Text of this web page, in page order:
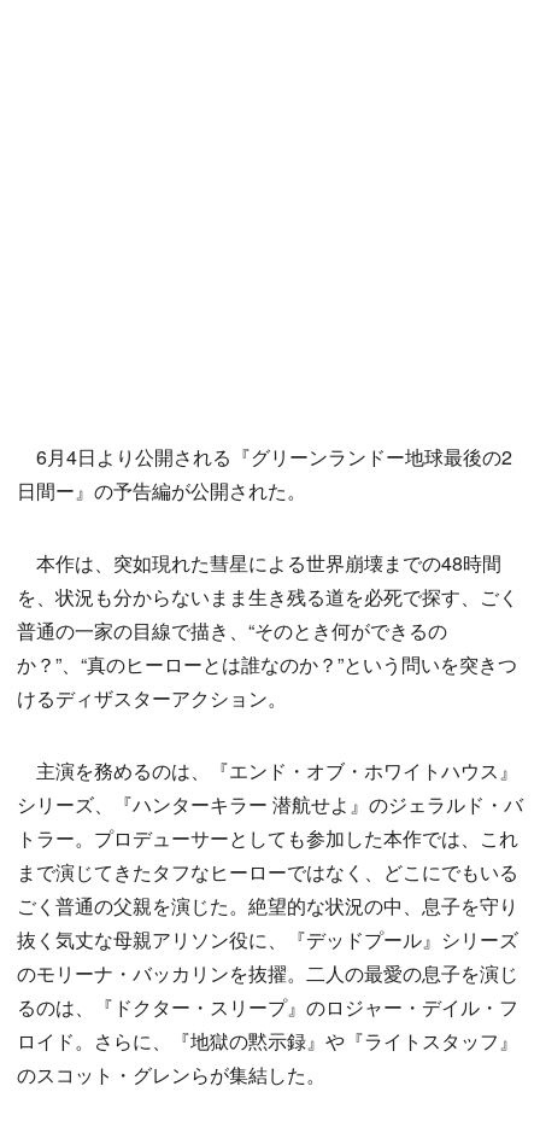
6月4日より公開される『グリーンランドー地球最後の2
日間ー』の予告編が公開された。
本作は、突如現れた彗星による世界崩壊までの48時間
を、状況も分からないまま生き残る道を必死で探す、ごく
普通の一家の目線で描き、“そのとき何ができるの
か？”、“真のヒーローとは誰なのか？”という問いを突きつ
けるディザスターアクション。
主演を務めるのは、『エンド・オブ・ホワイトハウス』
シリーズ、『ハンターキラー 潜航せよ』のジェラルド・バ
トラー。プロデューサーとしても参加した本作では、これ
まで演じてきたタフなヒーローではなく、どこにでもいる
ごく普通の父親を演じた。絶望的な状況の中、息子を守り
抜く気丈な母親アリソン役に、『デッドプール』シリーズ
のモリーナ・バッカリンを抜擢。二人の最愛の息子を演じ
るのは、『ドクター・スリープ』のロジャー・デイル・フ
ロイド。さらに、『地獄の黙示録』や『ライトスタッフ』
のスコット・グレンらが集結した。